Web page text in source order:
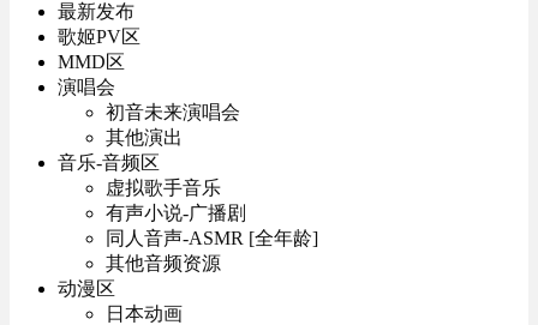
最新发布
歌姬PV区
MMD区
演唱会
初音未来演唱会
其他演出
音乐-音频区
虚拟歌手音乐
有声小说-广播剧
同人音声-ASMR [全年龄]
其他音频资源
动漫区
日本动画